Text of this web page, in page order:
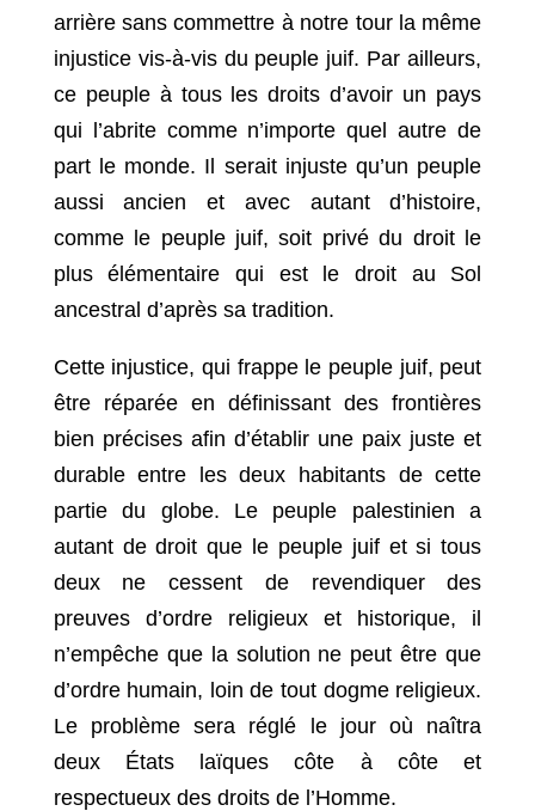
arrière sans commettre à notre tour la même
injustice vis-à-vis du peuple juif. Par ailleurs,
ce peuple à tous les droits d’avoir un pays
qui l’abrite comme n’importe quel autre de
part le monde. Il serait injuste qu’un peuple
aussi ancien et avec autant d’histoire,
comme le peuple juif, soit privé du droit le
plus élémentaire qui est le droit au Sol
ancestral d’après sa tradition.
Cette injustice, qui frappe le peuple juif, peut
être réparée en définissant des frontières
bien précises afin d’établir une paix juste et
durable entre les deux habitants de cette
partie du globe. Le peuple palestinien a
autant de droit que le peuple juif et si tous
deux ne cessent de revendiquer des
preuves d’ordre religieux et historique, il
n’empêche que la solution ne peut être que
d’ordre humain, loin de tout dogme religieux.
Le problème sera réglé le jour où naîtra
deux États laïques côte à côte et
respectueux des droits de l’Homme.